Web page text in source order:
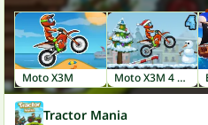
Moto X3M Moto X3M 4 Winter
Tractor Mania